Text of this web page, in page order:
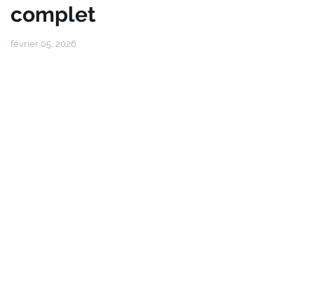
complet
février 05, 2026